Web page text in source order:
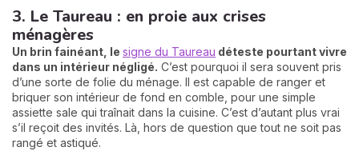
3. Le Taureau : en proie aux crises
ménagères
Un brin fainéant, le signe du Taureau déteste pourtant vivre
dans un intérieur négligé. C’est pourquoi il sera souvent pris
d’une sorte de folie du ménage. Il est capable de ranger et
briquer son intérieur de fond en comble, pour une simple
assiette sale qui traînait dans la cuisine. C’est d’autant plus vrai
s’il reçoit des invités. Là, hors de question que tout ne soit pas
rangé et astiqué.